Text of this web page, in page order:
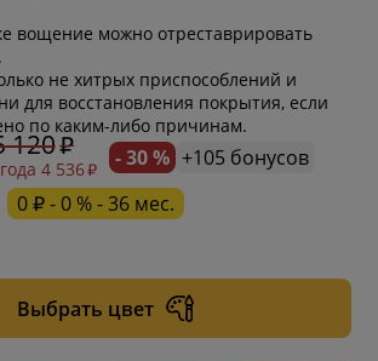
вощение можно отреставрировать
не хитрых приспособлений и
для восстановления покрытия, если
по каким-либо причинам.
120
4 536 - 30 % +105 бонусов
0 ₽ - 0 % - 36 мес.
Выбрать цвет